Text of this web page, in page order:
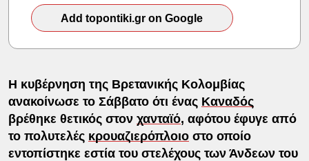
Add topontiki.gr on Google
Η κυβέρνηση της Βρετανικής Κολομβίας
ανακοίνωσε το Σάββατο ότι ένας Καναδός
βρέθηκε θετικός στον χανταϊό, αφότου έφυγε από
το πολυτελές κρουαζιερόπλοιοστο οποίο
εντοπίστηκε εστία του στελέχους των Άνδεων του